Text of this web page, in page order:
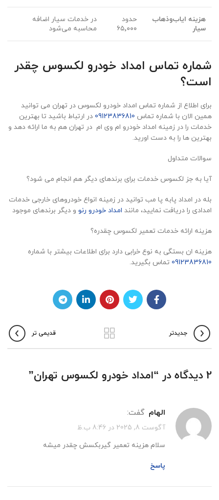
هزینه ایاب‌و‌ذهاب
سیار
حدود
۶۵٬۰۰۰
در خدمات سیار اضافه
محاسبه می‌شود
شماره تماس امداد خودرو لکسوس چقدر
است؟
برای اطلاع از شماره تماس امداد خودرو لکسوس در تهران می توانید
همین الان با شماره تماس 09123836810 در ارتباط باشید تا بهترین
خدمات را در زمینه امداد خودرو ام وی ام در تهران هم به ما ارائه دهد و
بهترین ها را به دست اورید.
سوالات متداول
آیا به جز لکسوس خدمات برای برندهای دیگر هم انجام می شود؟
بله در امداد پابه پا مب توانید در زمینه انواع خودروهای خارجی خدمات
امدادی را دریافت نمایید، مانند امداد خودرو رنو و دیگر برندهای موجود
هزینه ارائه خدمات تعمیر لکسوس چقدره؟
هزینه ان بستگی به نوع خرابی دارد برای اطلاعات بیشتر با شماره
09123836810 تماس بگیرید.
جدیدتر قدیمی تر
2 دیدگاه در “ امداد خودرو لکسوس تهران”
الهام گفت:
آگوست 8, 2025 در 8:46 ب.ظ
سلام هزینه تعمیر گیربکسش چقدر میشه
پاسخ